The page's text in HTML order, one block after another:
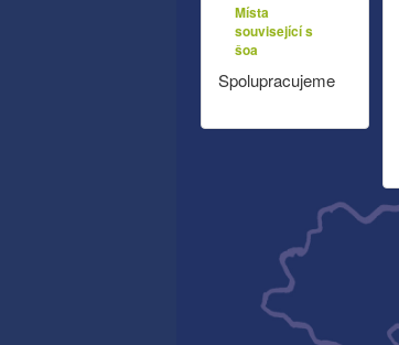
Místa
související s
šoa
Spolupracujeme